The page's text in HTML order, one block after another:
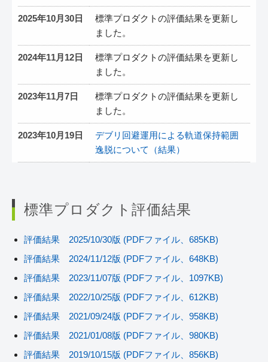
標準プロダクト評価結果
評価結果 2025/10/30版 (PDFファイル、685KB)
評価結果 2024/11/12版 (PDFファイル、648KB)
評価結果 2023/11/07版 (PDFファイル、1097KB)
評価結果 2022/10/25版 (PDFファイル、612KB)
評価結果 2021/09/24版 (PDFファイル、958KB)
評価結果 2021/01/08版 (PDFファイル、980KB)
評価結果 2019/10/15版 (PDFファイル、856KB)